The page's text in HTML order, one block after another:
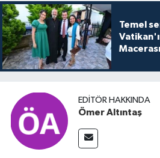
Temel
buluşuyo
EDITÖR HAKKINDA
Ömer Altıntaş